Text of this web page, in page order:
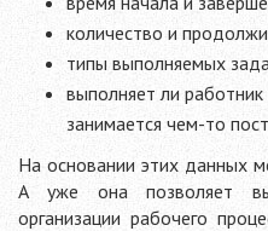
количество и
типы выполняемых
выполняет ли
занимается чем-то
На основании этих данных
А уже она позволяет
организации рабочего